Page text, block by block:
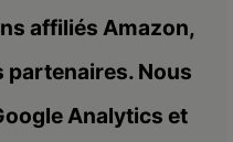
affiliés Amazon,
partenaires. Nous
Analytics et